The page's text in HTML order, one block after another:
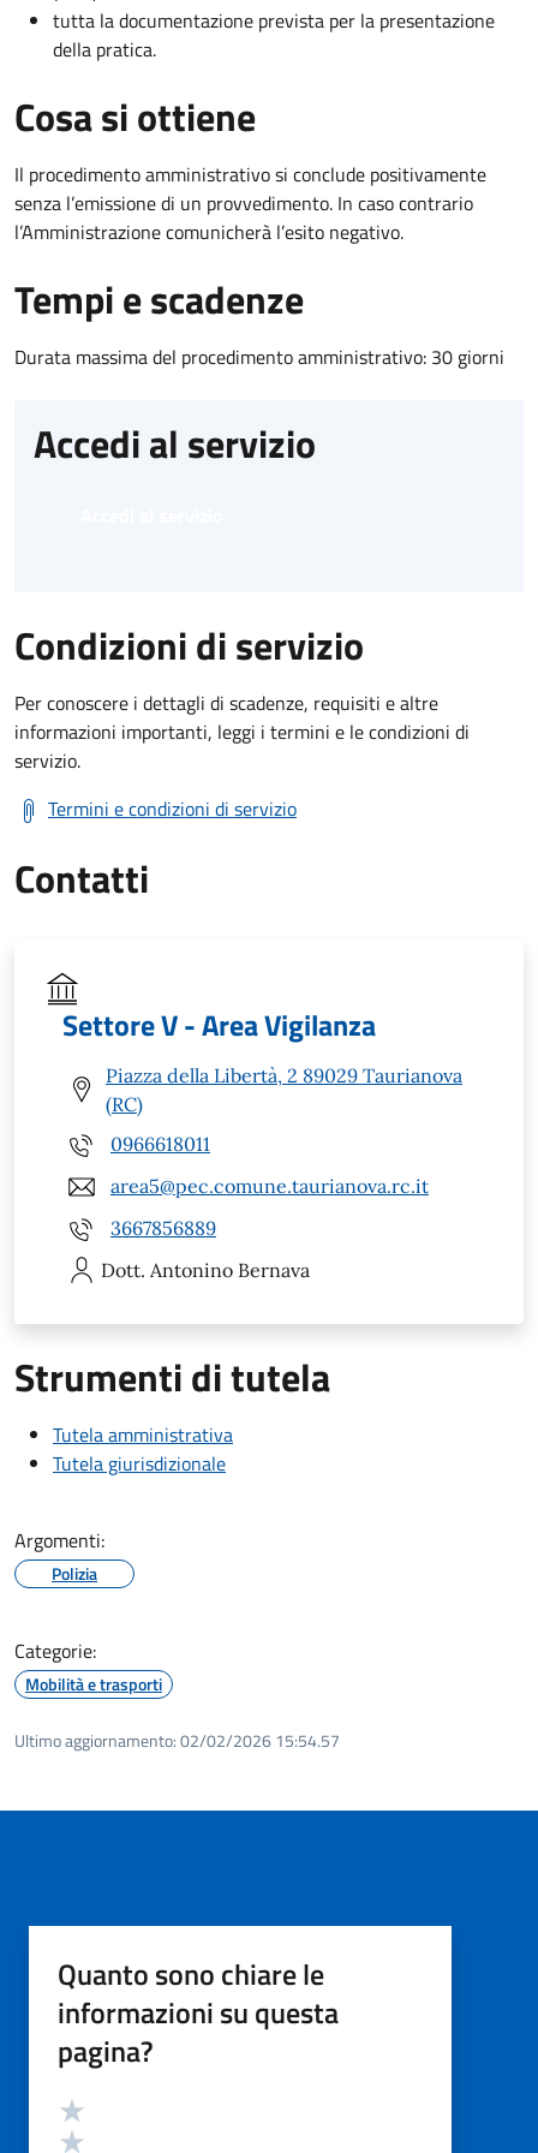
tutta la documentazione prevista per la presentazione
della pratica.
Cosa si ottiene
Il procedimento amministrativo si conclude positivamente
senza l’emissione di un provvedimento. In caso contrario
l’Amministrazione comunicherà l’esito negativo.
Tempi e scadenze
Durata massima del procedimento amministrativo: 30 giorni
Accedi al servizio
Condizioni di servizio
Per conoscere i dettagli di scadenze, requisiti e altre
informazioni importanti, leggi i termini e le condizioni di
servizio.
Termini e condizioni di servizio
Contatti
Settore V - Area Vigilanza
Piazza della Libertà, 2 89029 Taurianova
(RC)
0966618011
area5@pec.comune.taurianova.rc.it
3667856889
Dott. Antonino Bernava
Strumenti di tutela
Tutela amministrativa
Tutela giurisdizionale
Argomenti:
Polizia
Categorie:
Mobilità e trasporti
Ultimo aggiornamento:02/02/2026 15:54.57
Quanto sono chiare le
informazioni su questa
pagina?
Valutazione